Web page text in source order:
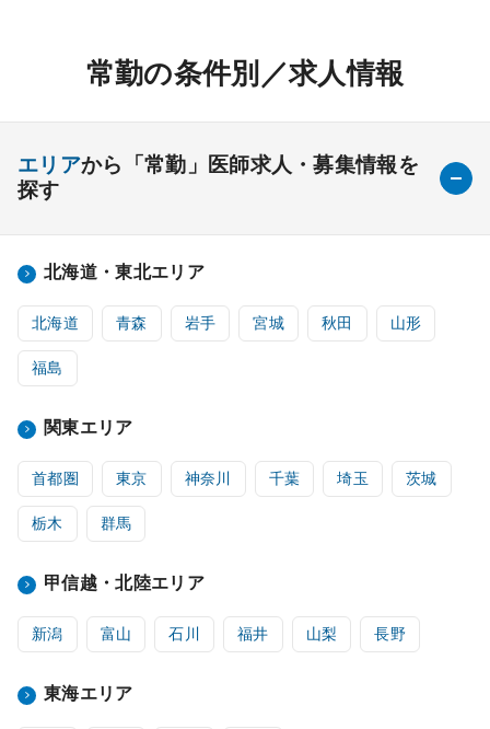
常勤の条件別／求人情報
エリアから「常勤」医師求人・募集情報を
探す
北海道・東北エリア
北海道 青森 岩手 宮城 秋田 山形
福島
関東エリア
首都圏 東京 神奈川 千葉 埼玉 茨城
栃木 群馬
甲信越・北陸エリア
新潟 富山 石川 福井 山梨 長野
東海エリア